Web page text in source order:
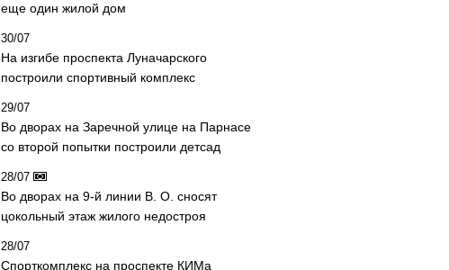
еще один жилой дом
30/07
На изгибе проспекта Луначарского
построили спортивный комплекс
29/07
Во дворах на Заречной улице на Парнасе
со второй попытки построили детсад
28/07
Во дворах на 9-й линии В. О. сносят
цокольный этаж жилого недостроя
28/07
Спорткомплекс на проспекте КИМа